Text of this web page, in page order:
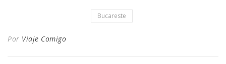
Bucareste
Por Viaje Comigo